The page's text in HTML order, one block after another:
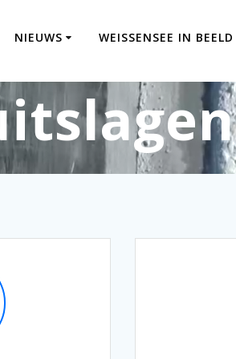
NIEUWS WEISSENSEE IN BEELD